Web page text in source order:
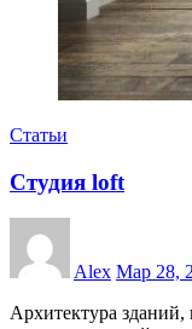
Статьи
Студия loft
Alex Мар 28,
Архитектура зданий,